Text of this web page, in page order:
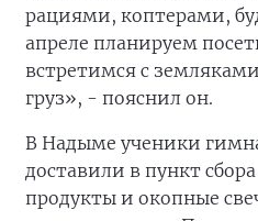
рациями, коптерами,
апреле планируем
встретимся с
груз», - пояснил он.
В Надыме ученики
доставили в пункт
продукты и окопные